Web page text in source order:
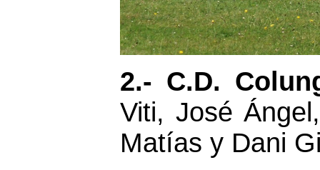
2.- C.D.
Viti, José
Matías y Dani